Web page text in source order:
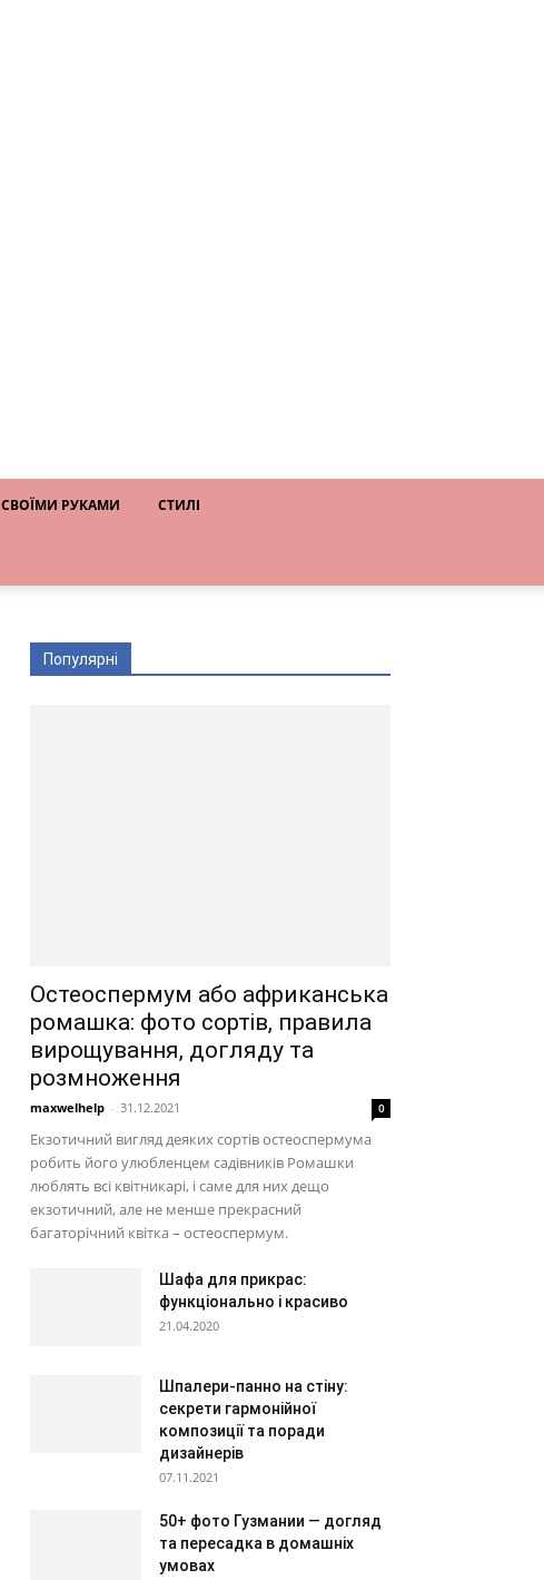
СВОЇМИ РУКАМИ СТИЛІ
Популярні
Остеоспермум або африканська
ромашка: фото сортів, правила
вирощування, догляду та
розмноження
maxwelhelp - 31.12.2021 0
Екзотичний вигляд деяких сортів остеоспермума
робить його улюбленцем садівників Ромашки
люблять всі квітникарі, і саме для них дещо
екзотичний, але не менше прекрасний
багаторічний квітка – остеоспермум.
Шафа для прикрас:
функціонально і красиво
21.04.2020
Шпалери-панно на стіну:
секрети гармонійної
композиції та поради
дизайнерів
07.11.2021
50+ фото Гузмании — догляд
та пересадка в домашніх
умовах